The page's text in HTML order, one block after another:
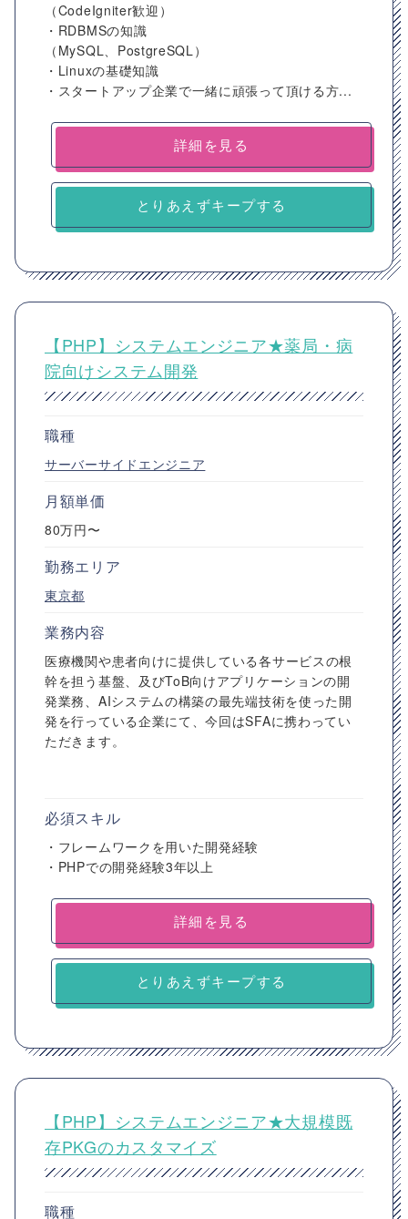
（CodeIgniter歓迎）
・RDBMSの知識
（MySQL、PostgreSQL）
・Linuxの基礎知識
・スタートアップ企業で一緒に頑張って頂ける方...
詳細を見る
とりあえずキープする
【PHP】システムエンジニア★薬局・病
院向けシステム開発
職種
サーバーサイドエンジニア
月額単価
80万円〜
勤務エリア
東京都
業務内容
医療機関や患者向けに提供している各サービスの根
幹を担う基盤、及びToB向けアプリケーションの開
発業務、AIシステムの構築の最先端技術を使った開
発を行っている企業にて、今回はSFAに携わってい
ただきます。
必須スキル
・フレームワークを用いた開発経験
・PHPでの開発経験3年以上
詳細を見る
とりあえずキープする
【PHP】システムエンジニア★大規模既
存PKGのカスタマイズ
職種